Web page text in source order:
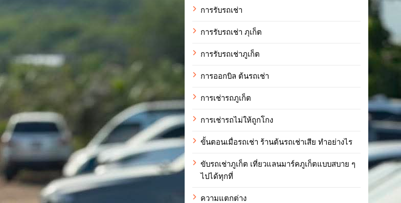
การรับรถเช่า
การรับรถเช่า ภุเก็ต
การรับรถเช่าภูเก็ต
การออกบิล ต้นรถเช่า
การเช่ารถภูเก็ต
การเช่ารถไม่ให้ถูกโกง
ขั้นตอนเมื่อรถเช่า ร้านต้นรถเช่าเสีย ทำอย่างไร
ขับรถเช่าภูเก็ต เที่ยวแลนมาร์คภูเก็ตแบบสบาย ๆ
ไปได้ทุกที่
ความแตกต่าง